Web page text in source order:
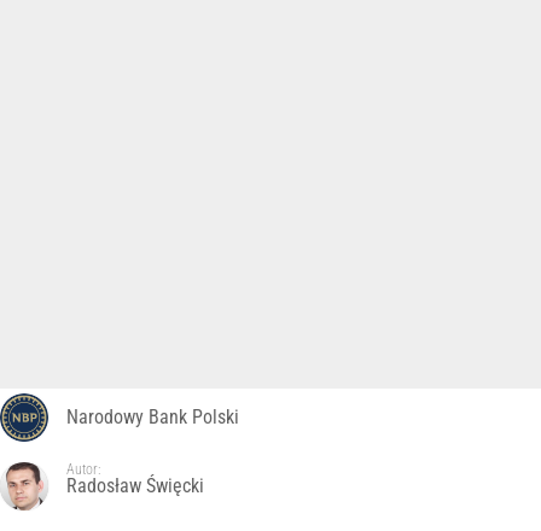
Narodowy Bank Polski
Autor:
Radosław Święcki